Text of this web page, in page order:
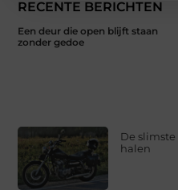
RECENTE BERICHTEN
Een deur die open blijft staan
zonder gedoe
De
halen